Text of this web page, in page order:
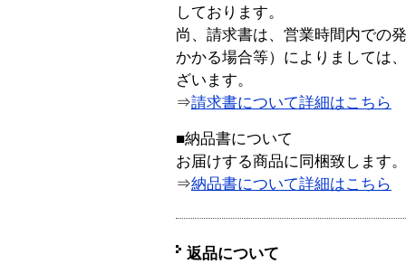
しております。
尚、請求書は、営業時間内での
かかる場合等）によりましては
ざいます。
⇒請求書について詳細はこちら
■納品書について
お届けする商品に同梱致します。
⇒納品書について詳細はこちら
返品について